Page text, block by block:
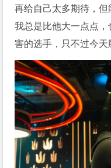
再给自己太多期待，但
我总是比他大一点点
害的选手，只不过今天